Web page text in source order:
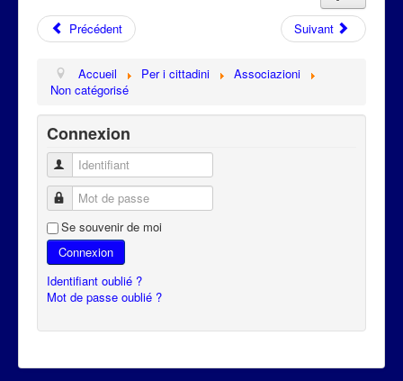
Précédent Suivant
Accueil Per i cittadini
Associazioni
Non catégorisé
Connexion
Identifiant
Mot de passe
Se souvenir de moi
Connexion
Identifiant oublié ?
Mot de passe oublié ?